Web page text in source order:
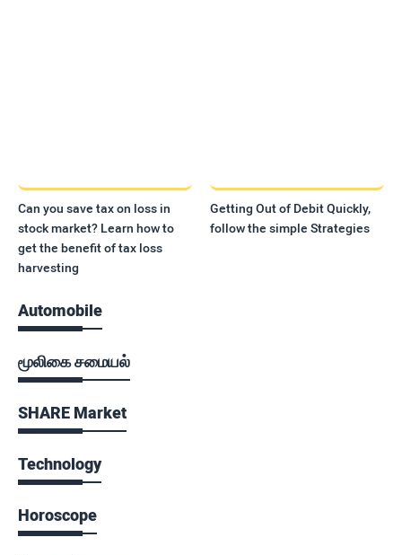
Can you save tax on loss in
stock market? Learn how to
get the benefit of tax loss
harvesting
Getting Out of Debit Quickly,
follow the simple Strategies
Automobile
மூலிகை சமையல்
SHARE Market
Technology
Horoscope